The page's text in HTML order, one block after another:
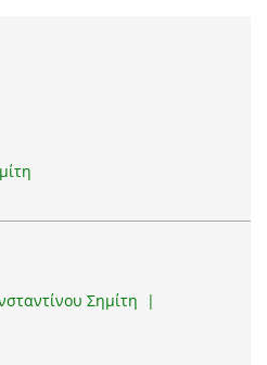
Σημίτη
|